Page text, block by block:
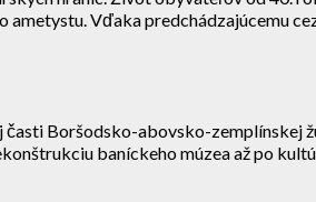
ametystu. Vďaka predchádzajúcemu
Boršodsko-abovsko-zemplínskej
baníckeho múzea až po